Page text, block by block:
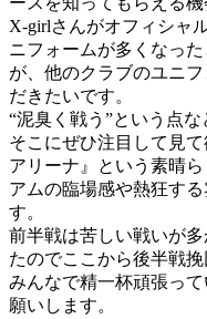
X-girlさんがオフィシャ
ニフォームが多くなっ
が、他のクラブのユニ
だきたいです。
“泥臭く戦う”という点
そこにぜひ注目して見
アリーナ』という素晴
アムの臨場感や熱狂す
す。
前半戦は苦しい戦いが
たのでここから後半戦挽
みんなで精一杯頑張っ
願いします。